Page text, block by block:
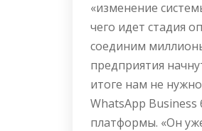
«изменение
чего идет стадия
соединим
предприятия
итоге нам не
WhatsApp
платформы. «Он